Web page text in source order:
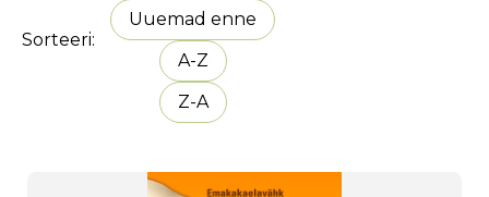
Sorteeri
Uuemad enne
A-Z
Z-A